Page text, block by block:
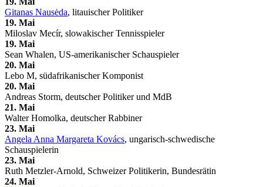
Gitanas Nausėda, litauischer Politiker
19. Mai
Miloslav Mecír, slowakischer Tennisspieler
19. Mai
Sean Whalen, US-amerikanischer Schauspieler
20. Mai
Lebo M, südafrikanischer Komponist
20. Mai
Andreas Storm, deutscher Politiker und MdB
21. Mai
Walter Homolka, deutscher Rabbiner
23. Mai
Angela Anna Margareta Kovács, ungarisch-schwedische
Schauspielerin
23. Mai
Ruth Metzler-Arnold, Schweizer Politikerin, Bundesrätin
24. Mai